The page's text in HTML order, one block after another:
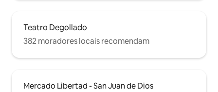
Teatro Degollado
382 moradores locais recomendam
Mercado Libertad - San Juan de Dios